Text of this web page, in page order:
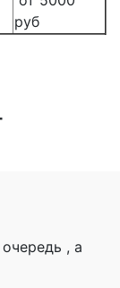
руб
, а